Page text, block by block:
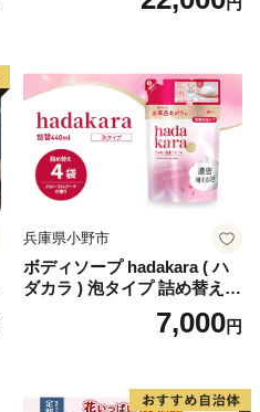
ール×8パック) 開成町 トイレ
蓄 防災 エコ 消耗品 生活雑貨
生活用品 無香料 トイレット
ペーパー ダブル といれっと
ぺーぱー トイレ クレシア ト
イレットペーパー [BDBH002
-1]
兵庫県小野市
ボディソープ hadakara ( ハ
ダカラ ) 泡タイプ 詰め替え 4
40ml×4袋 ボディーソープ 泡
ボディソープ 泡 日用品 消耗
泡石鹸 石鹸 兵庫 兵庫県 小野
7,000円